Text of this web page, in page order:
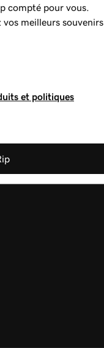
compté pour vous.
vos meilleurs souvenirs
et politiques